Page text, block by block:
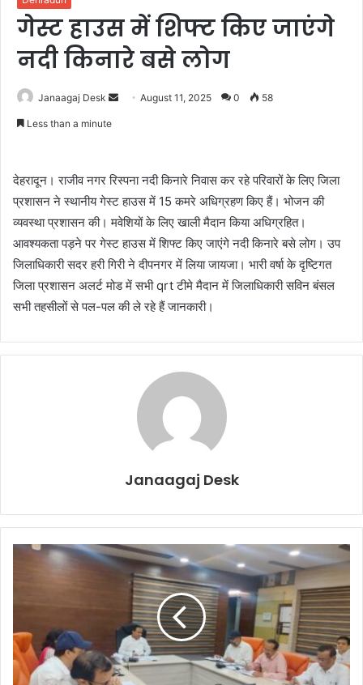
गेस्ट हाउस में शिफ्ट किए जाएंगे
नदी किनारे बसे लोग
Janaagaj Desk
a
n
e
i
l
August 11, 2025 0 58
Less than a minute
देहरादून। राजीव नगर रिस्पना नदी किनारे निवास कर रहे परिवारों के लिए जिला
प्रशासन ने स्थानीय गेस्ट हाउस में 15 कमरे अधिग्रहण किए हैं। भोजन की
व्यवस्था प्रशासन की। मवेशियों के लिए खाली मैदान किया अधिग्रहित।
आवश्यकता पड़ने पर गेस्ट हाउस में शिफ्ट किए जाएंगे नदी किनारे बसे लोग। उप
जिलाधिकारी सदर हरी गिरी ने दीपनगर में लिया जायजा। भारी वर्षा के दृष्टिगत
जिला प्रशासन अलर्ट मोड में सभी qrt टीमे मैदान में जिलाधिकारी सविन बंसल
सभी तहसीलों से पल-पल की ले रहे हैं जानकारी।
Janaagaj Desk